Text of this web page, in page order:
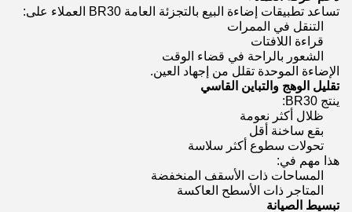
تساعد تطبيقات إضاءة البيع بالتجزئة العامة BR30 العملاء على:
التنقل في الممرات
قراءة اللافتات
الشعور بالراحة في قضاء الوقت
الإضاءة الموحدة تقلل من إجهاد العين.
تقليل الوهج والتباين القاسي
ينتج BR30:
ظلال أكثر نعومة
بقع ساخنة أقل
تحولات سطوع أكثر سلاسة
هذا مهم في:
المساحات ذات الأسقف المنخفضة
المتاجر ذات الأسطح العاكسة
تبسيط الصيانة